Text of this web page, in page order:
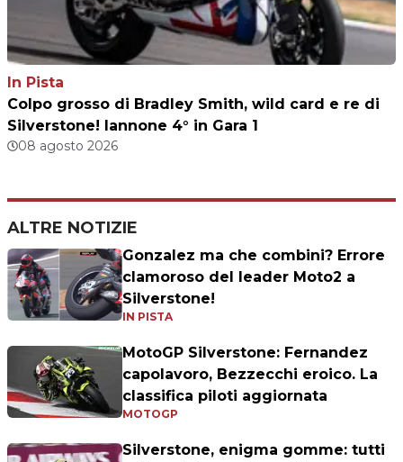
In Pista
Colpo grosso di Bradley Smith, wild card e re di
Silverstone! Iannone 4° in Gara 1
08 agosto 2026
ALTRE NOTIZIE
Gonzalez ma che combini? Errore
clamoroso del leader Moto2 a
Silverstone!
IN PISTA
MotoGP Silverstone: Fernandez
capolavoro, Bezzecchi eroico. La
classifica piloti aggiornata
MOTOGP
Silverstone, enigma gomme: tutti